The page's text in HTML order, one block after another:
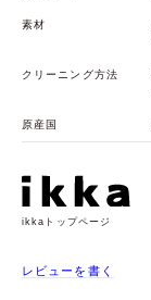
素材
クリーニング方法
原産国
ikkaトップページ
レビューを書く